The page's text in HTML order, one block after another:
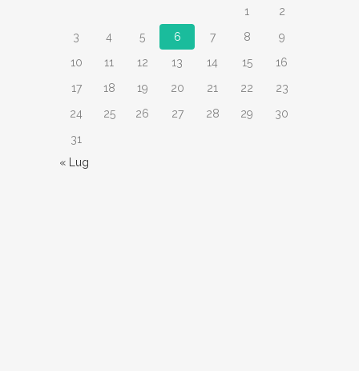
1
2
3
4 5 6 7 8
9
10
11 12 13 14 15
16
17
18 19 20 21 22
23
24
25 26 27 28 29
30
31
« Lug